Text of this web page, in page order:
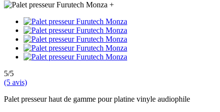
+
5/5
(5 avis)
Palet presseur haut de gamme pour platine vinyle audiophile